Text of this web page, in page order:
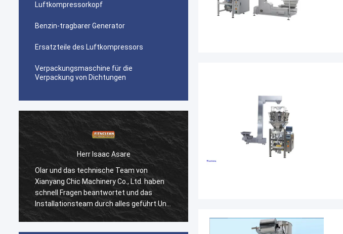
Luftkompressorkopf
Benzin-tragbarer Generator
Ersatzteile des Luftkompressors
Verpackungsmaschine für die
Verpackung von Dichtungen
Herr Isaac Asare
Olar und das technische Team von
Xianyang Chic Machinery Co., Ltd. haben
schnell Fragen beantwortet und das
Installationsteam durch alles geführt.Und
wir sind zufrieden mit diesem Kauf..
Herr Isaac Asare